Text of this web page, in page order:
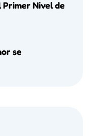
Primer Nivel de
se